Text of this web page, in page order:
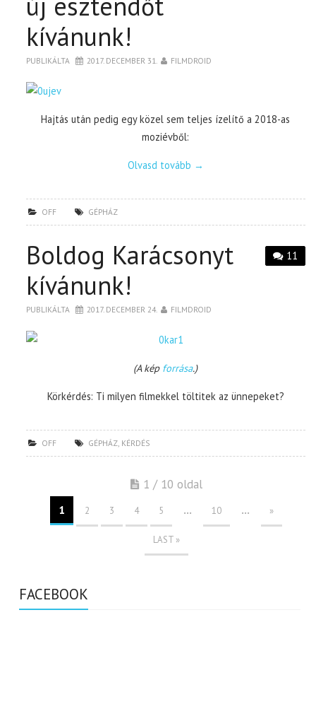
kívánunk!
PUBLIKÁLTA 2017. DECEMBER 31. FILMDROID
Hajtás után pedig egy közel sem teljes ízelítő a 2018-as
moziévből:
Olvasd tovább →
OFF GÉPHÁZ
11
Boldog Karácsonyt
kívánunk!
PUBLIKÁLTA 2017. DECEMBER 24. FILMDROID
(A kép forrása.)
Körkérdés: Ti milyen filmekkel töltitek az ünnepeket?
OFF GÉPHÁZ, KÉRDÉS
1 / 10 oldal
1 2 3 4 5 ... 10 ... »
LAST »
FACEBOOK